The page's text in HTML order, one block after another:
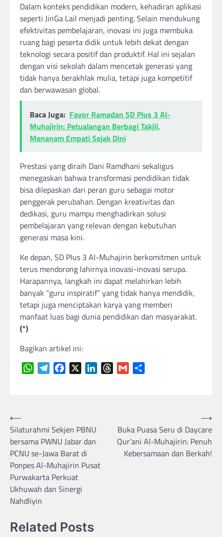
Dalam konteks pendidikan modern, kehadiran aplikasi
seperti JinGa Lail menjadi penting. Selain mendukung
efektivitas pembelajaran, inovasi ini juga membuka
ruang bagi peserta didik untuk lebih dekat dengan
teknologi secara positif dan produktif. Hal ini sejalan
dengan visi sekolah dalam mencetak generasi yang
tidak hanya berakhlak mulia, tetapi juga kompetitif
dan berwawasan global.
Baca Juga: Favor Ramadan SD Plus 3 Al-
Muhajirin: Petualangan Berbagi Takjil,
Menanam Empati Sejak Dini
Prestasi yang diraih Dani Ramdhani sekaligus
menegaskan bahwa transformasi pendidikan tidak
bisa dilepaskan dari peran guru sebagai motor
penggerak perubahan. Dengan kreativitas dan
dedikasi, guru mampu menghadirkan solusi
pembelajaran yang relevan dengan kebutuhan
generasi masa kini.
Ke depan, SD Plus 3 Al-Muhajirin berkomitmen untuk
terus mendorong lahirnya inovasi-inovasi serupa.
Harapannya, langkah ini dapat melahirkan lebih
banyak “guru inspiratif” yang tidak hanya mendidik,
tetapi juga menciptakan karya yang memberi
manfaat luas bagi dunia pendidikan dan masyarakat.
(*)
Bagikan artikel ini:
WhatsAppTelegramFacebook LinkedInThreads
Gmail
Navigasi
pos
⟵
Silaturahmi Sekjen PBNU
bersama PWNU Jabar dan
PCNU se-Jawa Barat di
Ponpes Al-Muhajirin Pusat
Purwakarta Perkuat
Ukhuwah dan Sinergi
Nahdliyin
Buka Puasa Seru di Daycare
Qur’ani Al-Muhajirin: Penuh
Kebersamaan dan Berkah!
⟶
Related Posts